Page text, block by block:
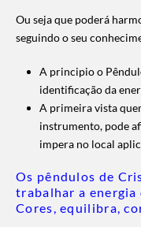
Ou seja que poderá
seguindo o seu
A principio o
identificação da
A primeira vista
instrumento, pode
impera no local
Os pêndulos de
trabalhar a energia
Cores, equilibra,